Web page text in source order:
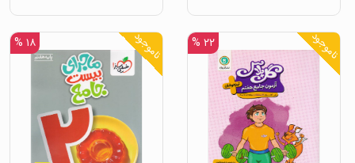
ناموجود ۲۲ % ناموجود ۱۸ %